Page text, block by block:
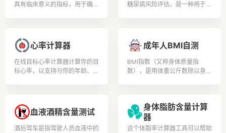
具有临床意义的指标，用于确定
糖尿病风险评估，是一种用于估
心率计算器
在线目标心率计算器计算你的目
标心率，以支持与你的年龄、体
成年人BMI自测
BMI指数（又称身体质量指
数），是用体重公斤数除以身高
根据测试结果安排更加合理的膳
食营养和锻炼。健康人生从此开
始。
血液酒精含量测试
酒后驾车是指驾驶人员血液中的
身体脂肪含量计算
器
这个体脂率计算器工具可以帮助